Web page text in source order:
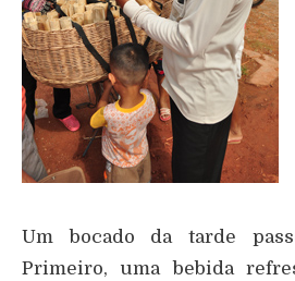
Um bocado da tarde
Primeiro, uma bebida